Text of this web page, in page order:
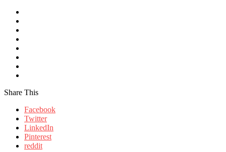
Share This
Facebook
Twitter
LinkedIn
Pinterest
reddit